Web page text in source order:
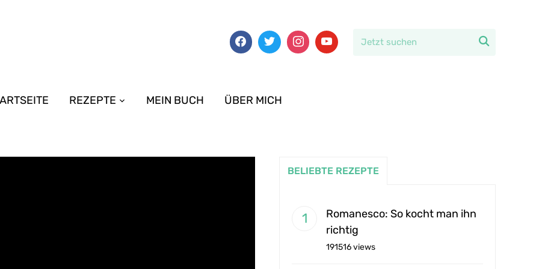

REZEPTE MEIN BUCH ÜBER MICH
BELIEBTE REZEPTE
Romanesco: So kocht man ihn
richtig
191516 views